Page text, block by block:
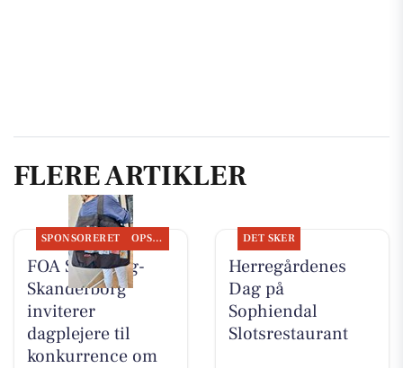
FLERE ARTIKLER
SPONSORERET OPSLAGSTAVLEN
FOA Silkeborg-
Skanderborg
inviterer
dagplejere til
konkurrence om
DET SKER
Herregårdenes
Dag på
Sophiendal
Slotsrestaurant